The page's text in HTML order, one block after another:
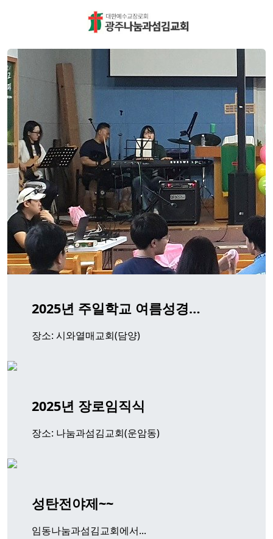
2025년 주일학교 여름성경…
장소: 시와열매교회(담양)
2025년 장로임직식
장소: 나눔과섬김교회(운암동)
성탄전야제~~
임동나눔과섬김교회에서...